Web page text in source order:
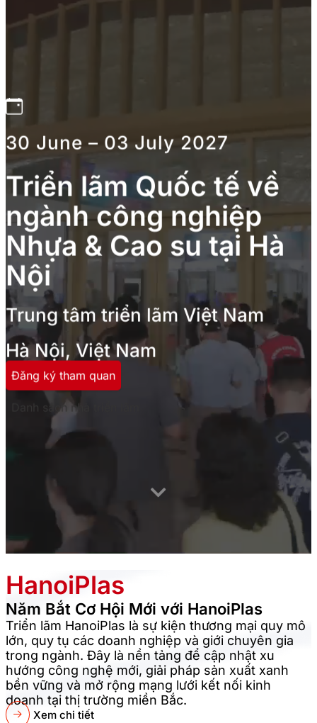
30 June – 03 July 2027
Triển lãm Quốc tế về
ngành công nghiệp
Nhựa & Cao su tại Hà
Nội
Trung tâm triển lãm Việt Nam
Hà Nội, Việt Nam
Đăng ký tham quan
Danh sách nhà triển lãm
HanoiPlas
Năm Bắt Cơ Hội Mới với HanoiPlas
Triển lãm HanoiPlas là sự kiện thương mại quy mô
lớn, quy tụ các doanh nghiệp và giới chuyên gia
trong ngành. Đây là nền tảng để cập nhật xu
hướng công nghệ mới, giải pháp sản xuất xanh
bền vững và mở rộng mạng lưới kết nối kinh
doanh tại thị trường miền Bắc.
Xem chi tiết